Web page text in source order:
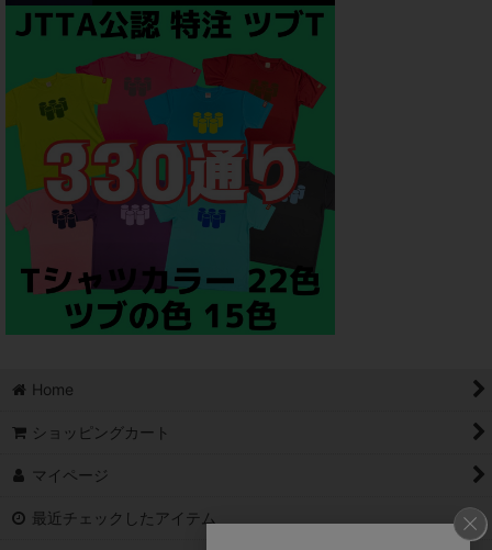
Home
ショッピングカート
マイページ
最近チェックしたアイテム